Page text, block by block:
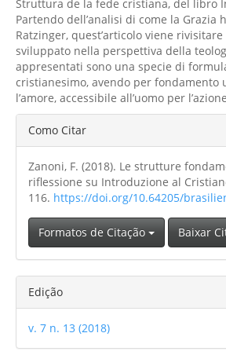
Struttura de la fede cristiana, del libro
Partendo dell’analisi di come la Grazia
Ratzinger, quest’articolo viene
sviluppato nella perspettiva della
appresentati sono una specie di
cristianesimo, avendo per fondamento
l’amore, accessibile all’uomo per
Detalhes
do
artigo
Como Citar
Zanoni, F. (2018). Le strutture
riflessione su Introduzione al
116. https://doi.org/10.64205/
Formatos de Citação Baixar
Edição
v. 7 n. 13 (2018)